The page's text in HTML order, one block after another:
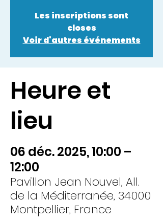
Les inscriptions sont
closes
Voir d'autres événements
Heure et
lieu
06 déc. 2025, 10:00 –
12:00
Pavillon Jean Nouvel, All.
de la Méditerranée, 34000
Montpellier, France